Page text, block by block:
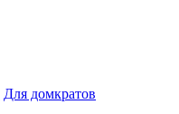
Для домкратов